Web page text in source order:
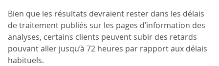
Bien que les résultats devraient rester dans les délais
de traitement publiés sur les pages d’information des
analyses, certains clients peuvent subir des retards
pouvant aller jusqu’à 72 heures par rapport aux délais
habituels.